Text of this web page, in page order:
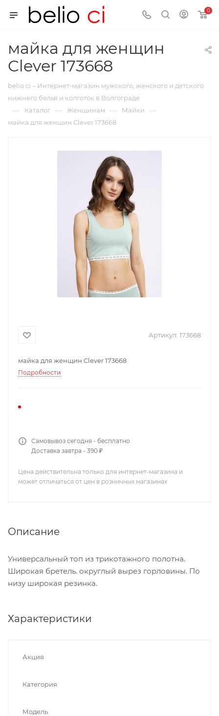
0
майка для женщин
Clever 173668
belio ci – Интернет-магазин мужского, женского и детского
нижнего белья и колготок в Волгограде
— Каталог — Женщинам — Майки —
майка для женщин Clever 173668
Артикул: 173668
майка для женщин Clever 173668
Подробности
Самовывоз сегодня - бесплатно
Доставка завтра - 390 ₽
Цена действительна только для интернет-магазина и
может отличаться от цен в розничных магазинах
Описание
Универсальный топ из трикотажного полотна.
Широкая бретель. округлый вырез горловины. По
низу широкая резинка.
Характеристики
Акция
Категория
Модель